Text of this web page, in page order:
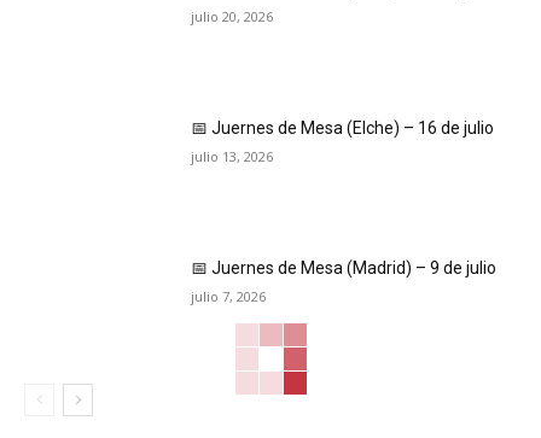
julio 20, 2026
📅 Juernes de Mesa (Elche) – 16 de julio
julio 13, 2026
📅 Juernes de Mesa (Madrid) – 9 de julio
julio 7, 2026